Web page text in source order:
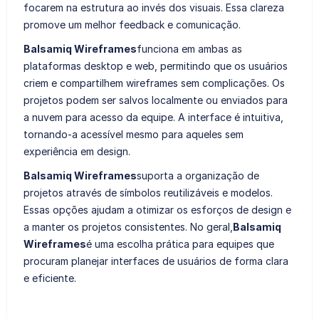
focarem na estrutura ao invés dos visuais. Essa clareza
promove um melhor feedback e comunicação.
Balsamiq Wireframesfunciona em ambas as
plataformas desktop e web, permitindo que os usuários
criem e compartilhem wireframes sem complicações. Os
projetos podem ser salvos localmente ou enviados para
a nuvem para acesso da equipe. A interface é intuitiva,
tornando-a acessível mesmo para aqueles sem
experiência em design.
Balsamiq Wireframessuporta a organização de
projetos através de símbolos reutilizáveis e modelos.
Essas opções ajudam a otimizar os esforços de design e
a manter os projetos consistentes. No geral, Balsamiq
Wireframesé uma escolha prática para equipes que
procuram planejar interfaces de usuários de forma clara
e eficiente.